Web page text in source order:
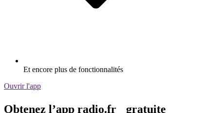
Et encore plus de fonctionnalités
Ouvrir l'app
Obtenez l’app radio.fr gratuite